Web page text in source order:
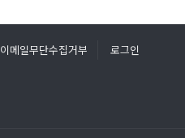
이메일무단수집거부 로그인